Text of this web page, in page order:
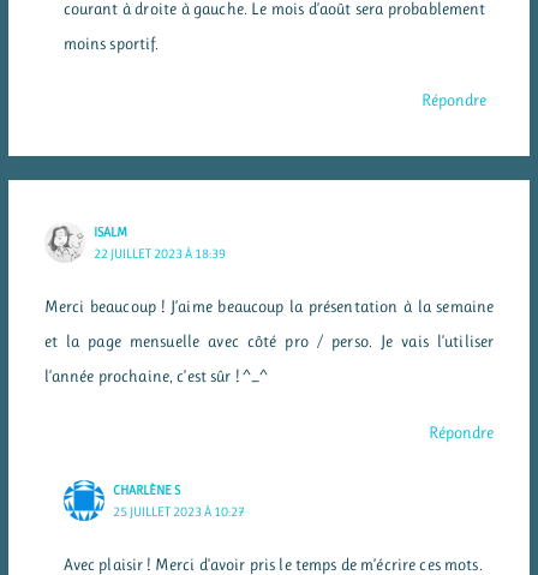
courant à droite à gauche. Le mois d’août sera probablement
moins sportif.
Répondre
ISALM
22 JUILLET 2023 À 18:39
Merci beaucoup ! J’aime beaucoup la présentation à la semaine
et la page mensuelle avec côté pro / perso. Je vais l’utiliser
l’année prochaine, c’est sûr ! ^_^
Répondre
CHARLÈNE S
25 JUILLET 2023 À 10:27
Avec plaisir ! Merci d’avoir pris le temps de m’écrire ces mots.